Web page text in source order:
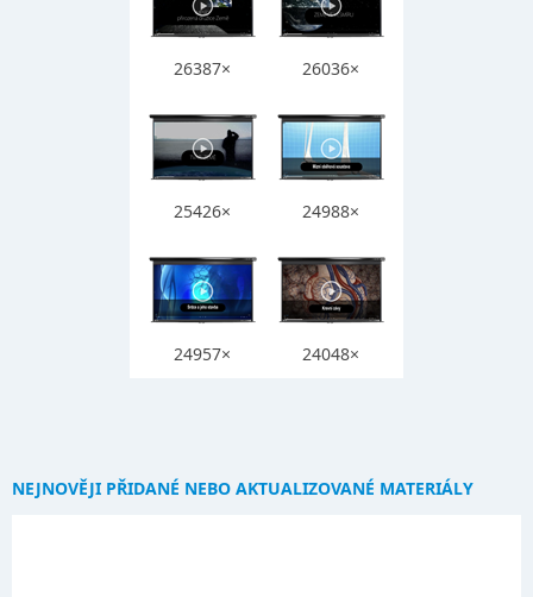
26387× 26036×
25426× 24988×
24957× 24048×
NEJNOVĚJI PŘIDANÉ NEBO AKTUALIZOVANÉ MATERIÁLY